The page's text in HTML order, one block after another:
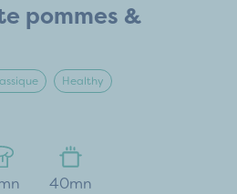
pommes &
Healthy
40mn